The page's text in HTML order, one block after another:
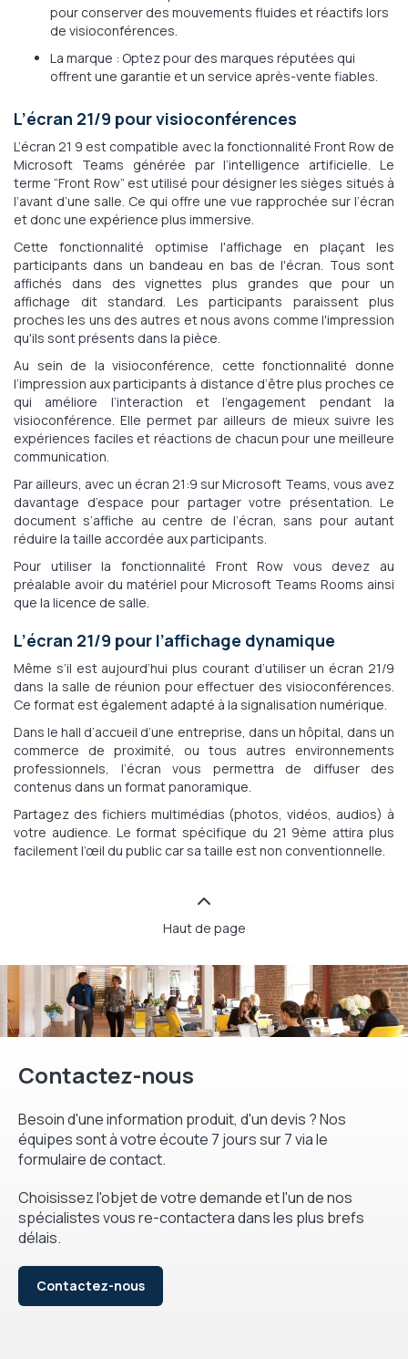
pour conserver des mouvements fluides et réactifs lors
de visioconférences.
La marque : Optez pour des marques réputées qui
offrent une garantie et un service après-vente fiables.
L’écran 21/9 pour visioconférences
L’écran 21 9 est compatible avec la fonctionnalité Front Row de
Microsoft Teams générée par l’intelligence artificielle. Le
terme “Front Row” est utilisé pour désigner les sièges situés à
l’avant d’une salle. Ce qui offre une vue rapprochée sur l’écran
et donc une expérience plus immersive.
Cette fonctionnalité optimise l'affichage en plaçant les
participants dans un bandeau en bas de l'écran. Tous sont
affichés dans des vignettes plus grandes que pour un
affichage dit standard. Les participants paraissent plus
proches les uns des autres et nous avons comme l'impression
qu'ils sont présents dans la pièce.
Au sein de la visioconférence, cette fonctionnalité donne
l’impression aux participants à distance d’être plus proches ce
qui améliore l’interaction et l’engagement pendant la
visioconférence. Elle permet par ailleurs de mieux suivre les
expériences faciles et réactions de chacun pour une meilleure
communication.
Par ailleurs, avec un écran 21:9 sur Microsoft Teams, vous avez
davantage d’espace pour partager votre présentation. Le
document s’affiche au centre de l’écran, sans pour autant
réduire la taille accordée aux participants.
Pour utiliser la fonctionnalité Front Row vous devez au
préalable avoir du matériel pour Microsoft Teams Rooms ainsi
que la licence de salle.
L’écran 21/9 pour l’affichage dynamique
Même s’il est aujourd’hui plus courant d’utiliser un écran 21/9
dans la salle de réunion pour effectuer des visioconférences.
Ce format est également adapté à la signalisation numérique.
Dans le hall d’accueil d’une entreprise, dans un hôpital, dans un
commerce de proximité, ou tous autres environnements
professionnels, l’écran vous permettra de diffuser des
contenus dans un format panoramique.
Partagez des fichiers multimédias (photos, vidéos, audios) à
votre audience. Le format spécifique du 21 9ème attira plus
facilement l’œil du public car sa taille est non conventionnelle.
Haut de page
Contactez-nous
Besoin d'une information produit, d'un devis ? Nos
équipes sont à votre écoute 7 jours sur 7 via le
formulaire de contact.
Choisissez l'objet de votre demande et l'un de nos
spécialistes vous re-contactera dans les plus brefs
délais.
Contactez-nous